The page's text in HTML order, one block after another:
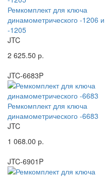
Ремкомплект для ключа
динамометрического -1206 и
-1205
JTC
2 625.50 р.
JTC-6683P
Ремкомплект для ключа
динамометрического -6683
JTC
1 068.00 р.
JTC-6901P